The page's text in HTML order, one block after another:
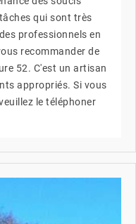
qui sont très
professionnels en
recommander de
52. C'est un artisan
appropriés. Si vous
le téléphoner